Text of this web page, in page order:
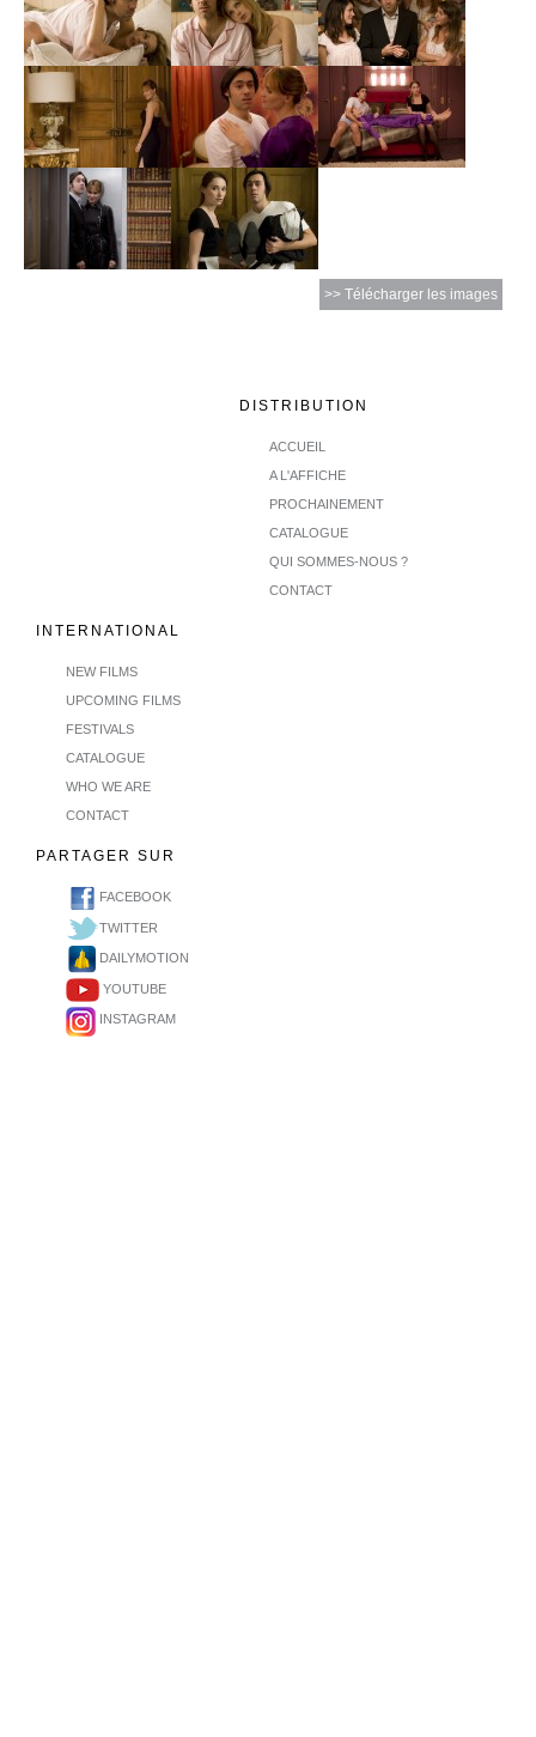
>> Télécharger les images
DISTRIBUTION
ACCUEIL
A L'AFFICHE
PROCHAINEMENT
CATALOGUE
QUI SOMMES-NOUS ?
CONTACT
INTERNATIONAL
NEW FILMS
UPCOMING FILMS
FESTIVALS
CATALOGUE
WHO WE ARE
CONTACT
PARTAGER SUR
FACEBOOK
TWITTER
DAILYMOTION
YOUTUBE
INSTAGRAM